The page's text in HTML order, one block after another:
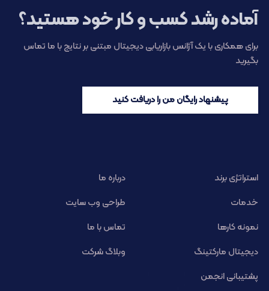
آماده رشد کسب و کار خود هستید؟
برای همکاری با یک آژانس بازاریابی دیجیتال مبتنی بر نتایج با ما تماس
بگیرید
پیشنهاد رایگان من را دریافت کنید
استراتژی برند
درباره ما
خدمات
طراحی وب سایت
نمونه کارها
تماس با ما
دیجیتال مارکتینگ
وبلاگ شرکت
پشتیبانی انجمن